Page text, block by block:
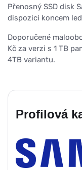
Přenosný SSD disk
dispozici koncem
Doporučené
Kč za verzi s 1 TB
4TB variantu.
Profilová